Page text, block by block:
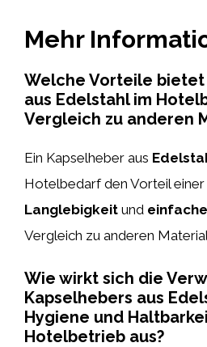
Mehr
Welche Vorteile bietet
aus Edelstahl im
Vergleich zu anderen
Ein Kapselheber aus
Hotelbedarf den Vorteil einer
Langlebigkeit und
Vergleich zu anderen
Wie wirkt sich die
Kapselhebers aus
Hygiene und
Hotelbetrieb aus?